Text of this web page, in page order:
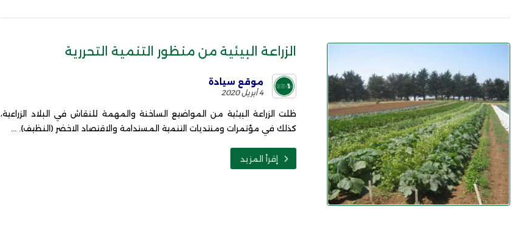
الزراعة البيئية من منظور التنمية التحررية
موقع سيادة
4 أبريل 2020
ظلت الزراعة البيئية من المواضيع الساخنة والمهمة للنقاش في البلاد الزراعية،
كذلك في مؤتمرات ومنتديات التنمية المستدامة والاقتصاد الاخضر (النظيف). ...
إقرأ المزيد